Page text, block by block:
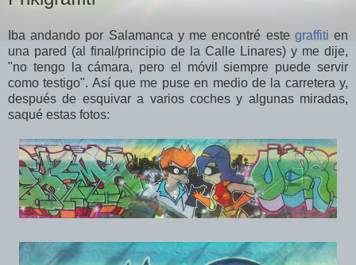
Iba andando por Salamanca y me encontré este graffiti en
una pared (al final/principio de la Calle Linares) y me dije,
"no tengo la cámara, pero el móvil siempre puede servir
como testigo". Así que me puse en medio de la carretera y,
después de esquivar a varios coches y algunas miradas,
saqué estas fotos: